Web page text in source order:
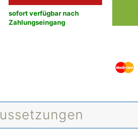
sofort verfügbar nach
Zahlungseingang